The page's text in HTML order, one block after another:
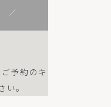
／
予約のキ
。